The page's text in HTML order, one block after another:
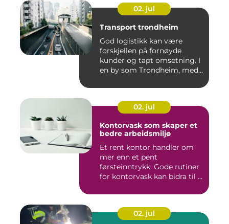
02. jul
Transport trondheim
God logistikk kan være
forskjellen på fornøyde
kunder og tapt omsetning. I
en by som Trondheim, med
02. jul
Kontorvask som skaper et
bedre arbeidsmiljø
Et rent kontor handler om
mer enn et pent
førsteinntrykk. Gode rutiner
for kontorvask kan bidra til ...
02. jul